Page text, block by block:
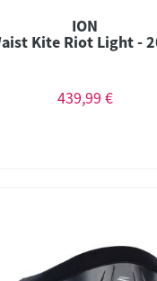
ION
Kite Riot Light -
439,99 €